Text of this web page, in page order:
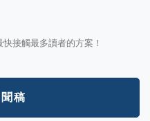
接觸最多讀者的方案！
稿